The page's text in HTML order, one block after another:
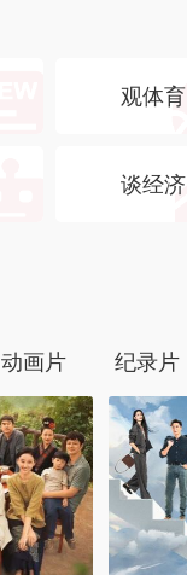
观体育
谈经济
动画片 纪录片